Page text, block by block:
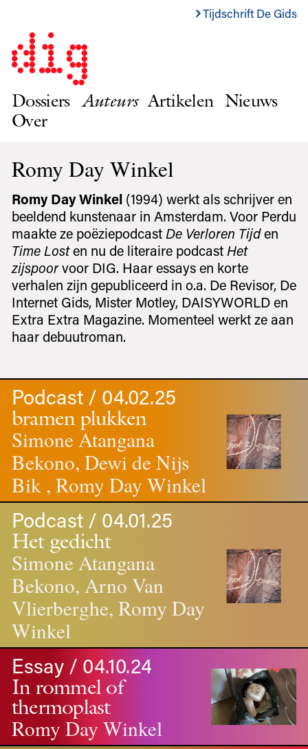
Tijdschrift De Gids
Dossiers Auteurs Artikelen Nieuws
Over
Romy Day Winkel
Romy Day Winkel(1994) werkt als schrijver en
beeldend kunstenaar in Amsterdam. Voor Perdu
maakte ze poëziepodcast De Verloren Tijden
Time Losten nu de literaire podcast Het
zijspoorvoor DIG. Haar essays en korte
verhalen zijn gepubliceerd in o.a. De Revisor, De
Internet Gids, Mister Motley, DAISYWORLD en
Extra Extra Magazine. Momenteel werkt ze aan
haar debuutroman.
Podcast / 04.02.25
bramen plukken
Simone Atangana
Bekono, Dewi de Nijs
Bik , Romy Day Winkel
Podcast / 04.01.25
Het gedicht
Simone Atangana
Bekono, Arno Van
Vlierberghe, Romy Day
Winkel
Essay / 04.10.24
In rommel of
thermoplast
Romy Day Winkel